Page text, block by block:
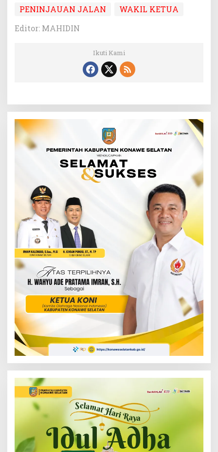
PENINJAUAN JALAN
WAKIL KETUA
Editor: MAHIDIN
Ikuti Kami